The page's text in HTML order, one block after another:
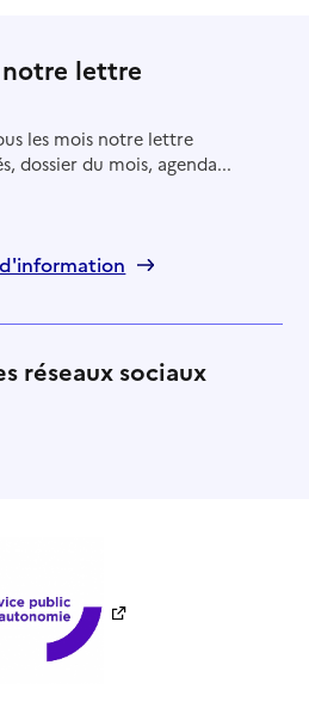
lettre
les mois notre lettre
dossier du mois, agenda...
réseaux sociaux